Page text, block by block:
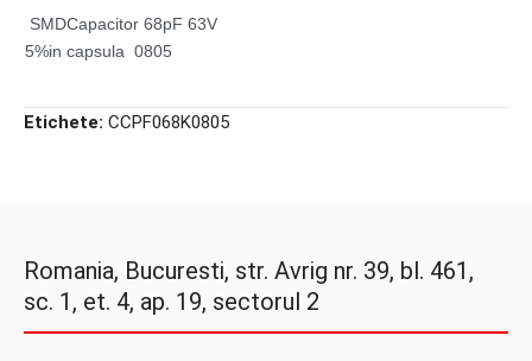
SMDCapacitor 68pF 63V
5%in capsula 0805
Etichete: CCPF068K0805
Romania, Bucuresti, str. Avrig nr. 39, bl. 461,
sc. 1, et. 4, ap. 19, sectorul 2